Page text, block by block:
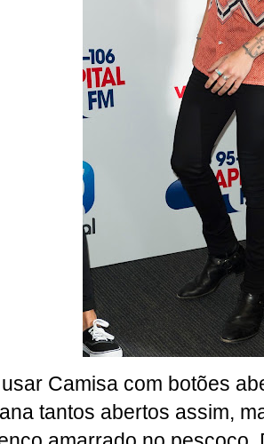
Camisa com botões
tantos abertos assim,